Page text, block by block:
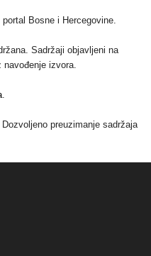
portal Bosne i Hercegovine.
Sadržaji objavljeni na
izvora.
.
Dozvoljeno preuzimanje sadržaja